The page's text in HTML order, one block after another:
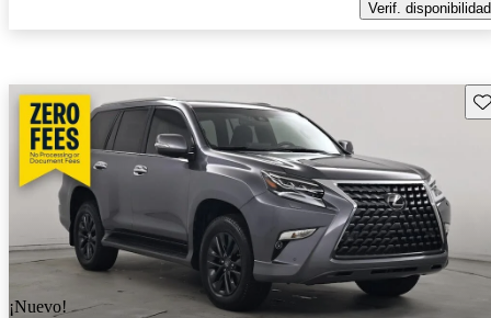
Verif. disponibilidad
¡Nuevo!